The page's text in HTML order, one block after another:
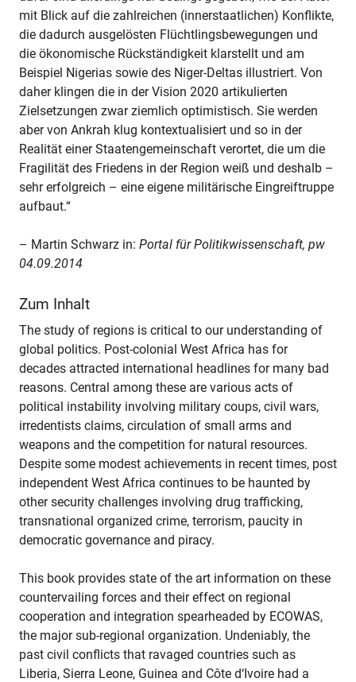
mit Blick auf die zahlreichen (innerstaatlichen) Konflikte,
die dadurch ausgelösten Flüchtlingsbewegungen und
die ökonomische Rückständigkeit klarstellt und am
Beispiel Nigerias sowie des Niger-Deltas illustriert. Von
daher klingen die in der Vision 2020 artikulierten
Zielsetzungen zwar ziemlich optimistisch. Sie werden
aber von Ankrah klug kontextualisiert und so in der
Realität einer Staatengemeinschaft verortet, die um die
Fragilität des Friedens in der Region weiß und deshalb –
sehr erfolgreich – eine eigene militärische Eingreiftruppe
aufbaut.“
– Martin Schwarz in: Portal für Politikwissenschaft, pw
04.09.2014
Zum Inhalt
The study of regions is critical to our understanding of
global politics. Post-colonial West Africa has for
decades attracted international headlines for many bad
reasons. Central among these are various acts of
political instability involving military coups, civil wars,
irredentists claims, circulation of small arms and
weapons and the competition for natural resources.
Despite some modest achievements in recent times, post
independent West Africa continues to be haunted by
other security challenges involving drug trafficking,
transnational organized crime, terrorism, paucity in
democratic governance and piracy.
This book provides state of the art information on these
countervailing forces and their effect on regional
cooperation and integration spearheaded by ECOWAS,
the major sub-regional organization. Undeniably, the
past civil conflicts that ravaged countries such as
Liberia, Sierra Leone, Guinea and Côte d‘Ivoire had a